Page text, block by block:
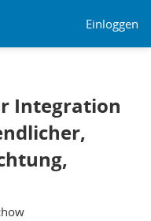
Einloggen
Integration